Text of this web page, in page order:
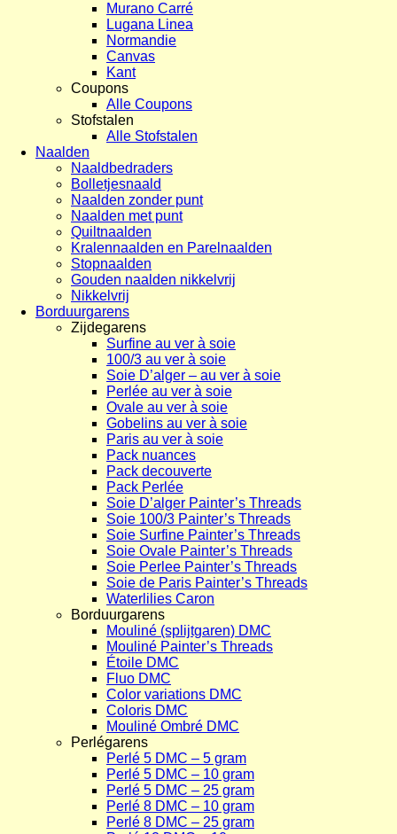
Murano Carré
Lugana Linea
Normandie
Canvas
Kant
Coupons
Alle Coupons
Stofstalen
Alle Stofstalen
Naalden
Naaldbedraders
Bolletjesnaald
Naalden zonder punt
Naalden met punt
Quiltnaalden
Kralennaalden en Parelnaalden
Stopnaalden
Gouden naalden nikkelvrij
Nikkelvrij
Borduurgarens
Zijdegarens
Surfine au ver à soie
100/3 au ver à soie
Soie D’alger – au ver à soie
Perlée au ver à soie
Ovale au ver à soie
Gobelins au ver à soie
Paris au ver à soie
Pack nuances
Pack decouverte
Pack Perlée
Soie D’alger Painter’s Threads
Soie 100/3 Painter’s Threads
Soie Surfine Painter’s Threads
Soie Ovale Painter’s Threads
Soie Perlee Painter’s Threads
Soie de Paris Painter’s Threads
Waterlilies Caron
Borduurgarens
Mouliné (splijtgaren) DMC
Mouliné Painter’s Threads
Étoile DMC
Fluo DMC
Color variations DMC
Coloris DMC
Mouliné Ombré DMC
Perlégarens
Perlé 5 DMC – 5 gram
Perlé 5 DMC – 10 gram
Perlé 5 DMC – 25 gram
Perlé 8 DMC – 10 gram
Perlé 8 DMC – 25 gram